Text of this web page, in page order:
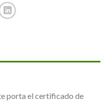
porta el certificado de